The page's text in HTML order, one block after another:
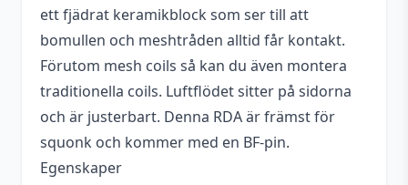
ett fjädrat keramikblock som ser till att
bomullen och meshtråden alltid får kontakt.
Förutom mesh coils så kan du även montera
traditionella coils. Luftflödet sitter på sidorna
och är justerbart. Denna RDA är främst för
squonk och kommer med en BF-pin.
Egenskaper